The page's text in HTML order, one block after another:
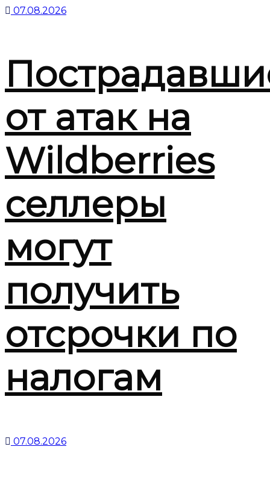
07.08.2026
от атак на
Wildberries
селлеры
могут
получить
отсрочки по
налогам
07.08.2026